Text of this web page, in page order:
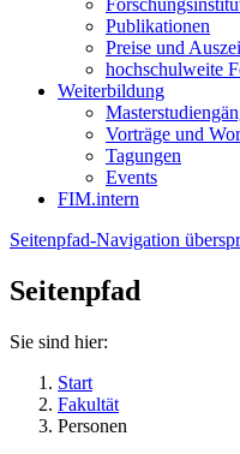
Publikationen
Preise und
hochschulweite
Weiterbildung
Vorträge und
Tagungen
Events
FIM.intern
Seitenpfad-Navigation
Seitenpfad
Sie sind hier:
Start
Fakultät
Personen